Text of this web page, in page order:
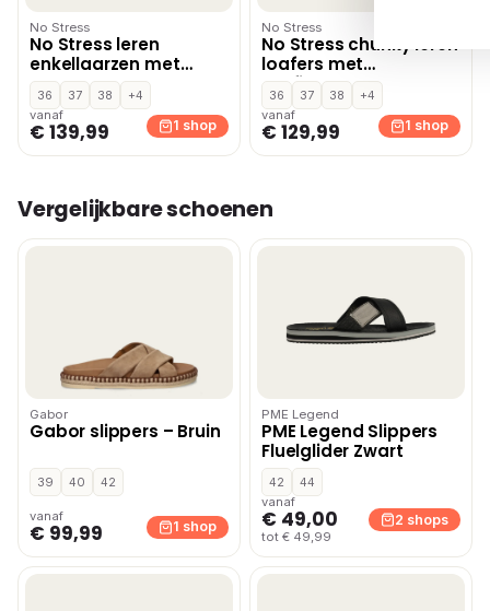
No Stress
No Stress leren
enkellaarzen met
blokhak zwart
36 37 38
+4
vanaf
€ 139,99 1 shop
No Stress
No Stress chunky leren
loafers met
profielzool zwart
36 37 38
+4
vanaf
€ 129,99 1 shop
Vergelijkbare schoenen
Gabor
Gabor slippers – Bruin
39 40 42
vanaf
€ 99,99 1 shop
PME Legend
PME Legend Slippers
Fluelglider Zwart
42
44
vanaf
€ 49,00
tot € 49,99
2 shops